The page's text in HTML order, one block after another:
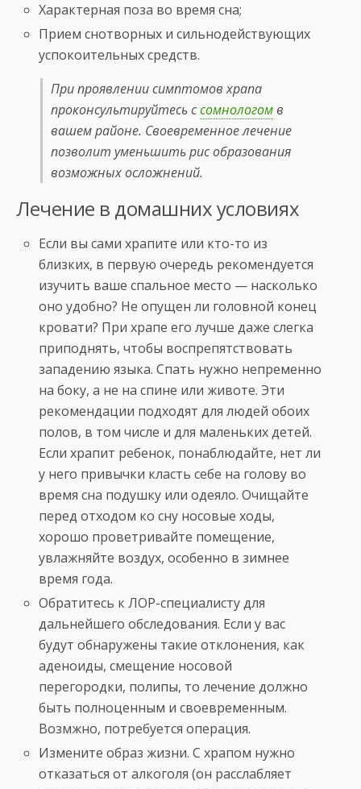
Характерная поза во время сна;
Прием снотворных и сильнодействующих
успокоительных средств.
При проявлении симптомов храпа
проконсультируйтесь ссомнологомв
вашем районе. Своевременное лечение
позволит уменьшить рис образования
возможных осложнений.
Лечение в домашних условиях
Если вы сами храпите или кто-то из
близких, в первую очередь рекомендуется
изучить ваше спальное место — насколько
оно удобно? Не опущен ли головной конец
кровати? При храпе его лучше даже слегка
приподнять, чтобы воспрепятствовать
западению языка. Спать нужно непременно
на боку, а не на спине или животе. Эти
рекомендации подходят для людей обоих
полов, в том числе и для маленьких детей.
Если храпит ребенок, понаблюдайте, нет ли
у него привычки класть себе на голову во
время сна подушку или одеяло. Очищайте
перед отходом ко сну носовые ходы,
хорошо проветривайте помещение,
увлажняйте воздух, особенно в зимнее
время года.
Обратитесь к ЛОР-специалисту для
дальнейшего обследования. Если у вас
будут обнаружены такие отклонения, как
аденоиды, смещение носовой
перегородки, полипы, то лечение должно
быть полноценным и своевременным.
Возмжно, потребуется операция.
Измените образ жизни. С храпом нужно
отказаться от алкоголя (он расслабляет